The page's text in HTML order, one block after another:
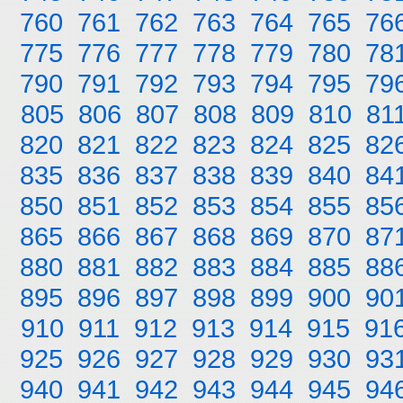
760 761 762 763 764 765
775 776 777 778 779 780
790 791 792 793 794 795
805 806 807 808 809 810
820 821 822 823 824 825
835 836 837 838 839 840
850 851 852 853 854 855
865 866 867 868 869 870
880 881 882 883 884 885
895 896 897 898 899 900
910 911 912 913 914 915
925 926 927 928 929 930
940 941 942 943 944 945